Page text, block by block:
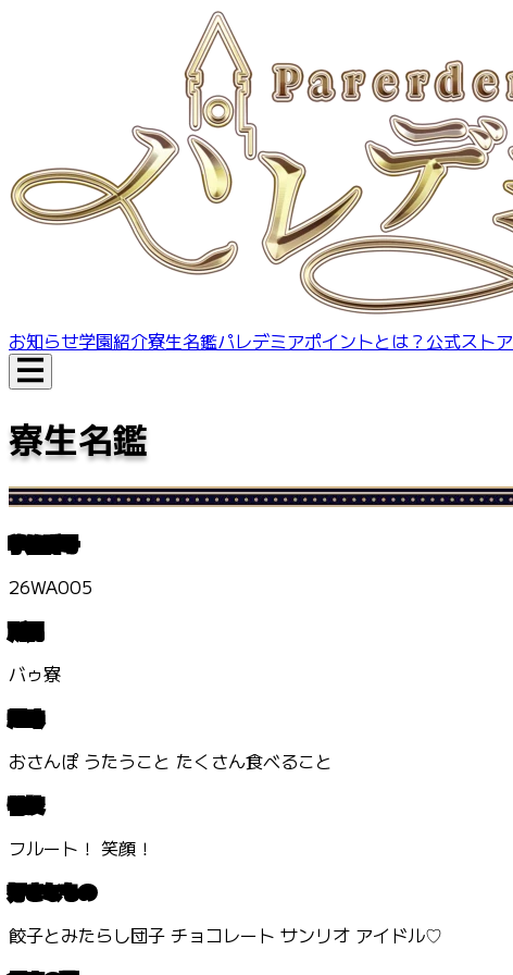
お知らせ学園紹介寮生名鑑パレデミアポイントとは？ 公式ストア
寮生名鑑
学籍番号
26WA005
所属
バゥ寮
趣味
おさんぽ うたうこと たくさん食べること
特技
フルート！ 笑顔！
好きなもの
餃子とみたらし団子 チョコレート サンリオ アイドル♡